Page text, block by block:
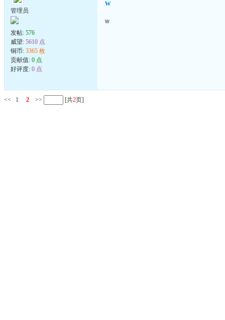
管理员
发帖: 576
威望: 5610 点
铜币: 3365 枚
贡献值: 0 点
好评度: 0 点
w
w
<< 1 2 >> [共2页]